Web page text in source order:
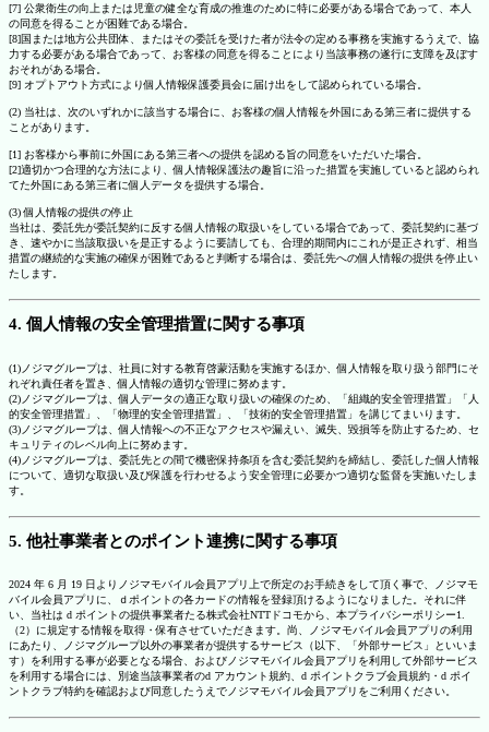
[7] 公衆衛生の向上または児童の健全な育成の推進のために特に必要がある場合であって、本人
の同意を得ることが困難である場合。
[8]国または地方公共団体、またはその委託を受けた者が法令の定める事務を実施するうえで、協
力する必要がある場合であって、お客様の同意を得ることにより当該事務の遂行に支障を及ぼす
おそれがある場合。
[9] オプトアウト方式により個人情報保護委員会に届け出をして認められている場合。
(2) 当社は、次のいずれかに該当する場合に、お客様の個人情報を外国にある第三者に提供する
ことがあります。
[1] お客様から事前に外国にある第三者への提供を認める旨の同意をいただいた場合。
[2]適切かつ合理的な方法により、個人情報保護法の趣旨に沿った措置を実施していると認められ
てた外国にある第三者に個人データを提供する場合。
(3) 個人情報の提供の停止
当社は、委託先が委託契約に反する個人情報の取扱いをしている場合であって、委託契約に基づ
き、速やかに当該取扱いを是正するように要請しても、合理的期間内にこれが是正されず、相当
措置の継続的な実施の確保が困難であると判断する場合は、委託先への個人情報の提供を停止い
たします。
4. 個人情報の安全管理措置に関する事項
(1)ノジマグループは、社員に対する教育啓蒙活動を実施するほか、個人情報を取り扱う部門にそ
れぞれ責任者を置き、個人情報の適切な管理に努めます。
(2)ノジマグループは、個人データの適正な取り扱いの確保のため、「組織的安全管理措置」「人
的安全管理措置」、「物理的安全管理措置」、「技術的安全管理措置」を講じてまいります。
(3)ノジマグループは、個人情報への不正なアクセスや漏えい、滅失、毀損等を防止するため、セ
キュリティのレベル向上に努めます。
(4)ノジマグループは、委託先との間で機密保持条項を含む委託契約を締結し、委託した個人情報
について、適切な取扱い及び保護を行わせるよう安全管理に必要かつ適切な監督を実施いたしま
す。
5. 他社事業者とのポイント連携に関する事項
2024 年 6 月 19 日よりノジマモバイル会員アプリ上で所定のお手続きをして頂く事で、ノジマモ
バイル会員アプリに、ｄポイントの各カードの情報を登録頂けるようになりました。それに伴
い、当社は d ポイントの提供事業者たる株式会社NTTドコモから、本プライバシーポリシー1.
（2）に規定する情報を取得・保有させていただきます。尚、ノジマモバイル会員アプリの利用
にあたり、ノジマグループ以外の事業者が提供するサービス（以下、「外部サービス」といいま
す）を利用する事が必要となる場合、およびノジマモバイル会員アプリを利用して外部サービス
を利用する場合には、別途当該事業者のd アカウント規約、d ポイントクラブ会員規約・d ポイ
ントクラブ特約を確認および同意したうえでノジマモバイル会員アプリをご利用ください。